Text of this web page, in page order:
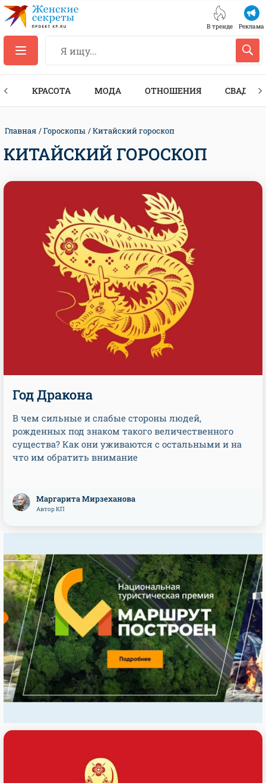
В тренде Реклама
КРАСОТА МОДА ОТНОШЕНИЯ СВАДЬБА
Главная Гороскопы Китайский гороскоп
КИТАЙСКИЙ ГОРОСКОП
Год Дракона
В чем сильные и слабые стороны людей,
рожденных под знаком такого величественного
существа? Как они уживаются с остальными и на
что им обратить внимание
Маргарита Мирзеханова
Автор КП